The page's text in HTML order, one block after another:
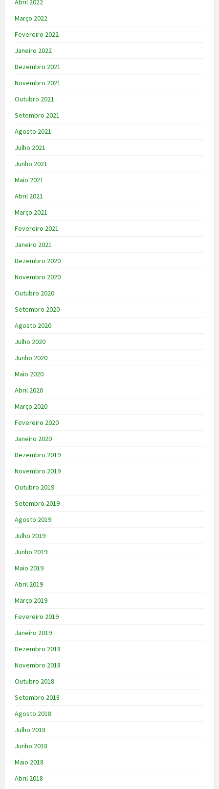
Abril 2022
Março 2022
Fevereiro 2022
Janeiro 2022
Dezembro 2021
Novembro 2021
Outubro 2021
Setembro 2021
Agosto 2021
Julho 2021
Junho 2021
Maio 2021
Abril 2021
Março 2021
Fevereiro 2021
Janeiro 2021
Dezembro 2020
Novembro 2020
Outubro 2020
Setembro 2020
Agosto 2020
Julho 2020
Junho 2020
Maio 2020
Abril 2020
Março 2020
Fevereiro 2020
Janeiro 2020
Dezembro 2019
Novembro 2019
Outubro 2019
Setembro 2019
Agosto 2019
Julho 2019
Junho 2019
Maio 2019
Abril 2019
Março 2019
Fevereiro 2019
Janeiro 2019
Dezembro 2018
Novembro 2018
Outubro 2018
Setembro 2018
Agosto 2018
Julho 2018
Junho 2018
Maio 2018
Abril 2018